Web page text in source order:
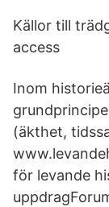
Källor till
access
Inom
(äkthet,
för levande